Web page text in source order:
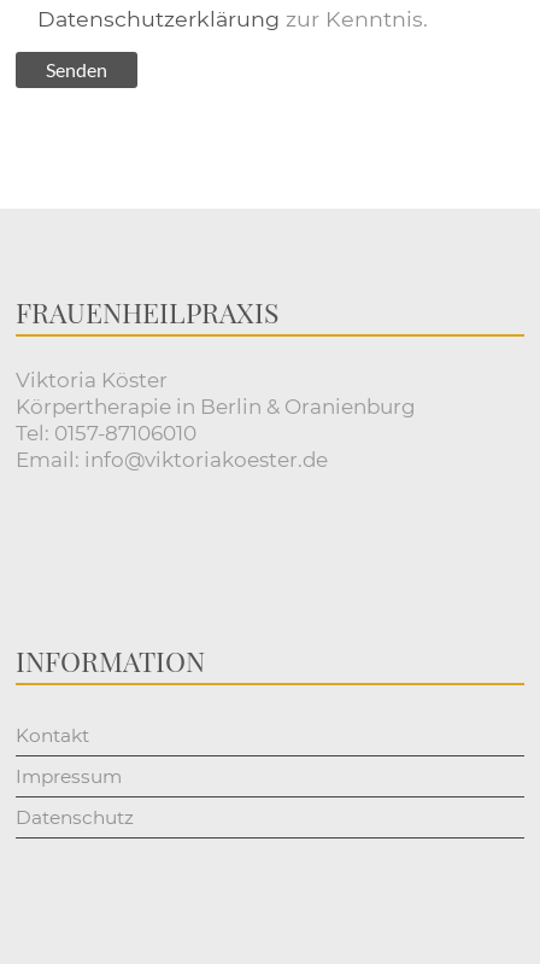
Datenschutzerklärung zur Kenntnis.
FRAUENHEILPRAXIS
Viktoria Köster
Körpertherapie in Berlin & Oranienburg
Tel: 0157-87106010
Email: info@viktoriakoester.de
INFORMATION
Kontakt
Impressum
Datenschutz